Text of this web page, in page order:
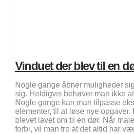
Vinduet der blev til en
Nogle gange åbner muligheder
sig. Heldigvis behøver man ikke
Nogle gange kan man tilpasse
elementer, til at løse nye opgaver.
blevet lavet om til en dør. Når
forbi, vil man tro at det altid har